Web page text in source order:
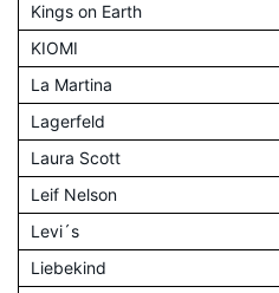
Kings on Earth
KIOMI
La Martina
Lagerfeld
Laura Scott
Leif Nelson
Levi´s
Liebekind